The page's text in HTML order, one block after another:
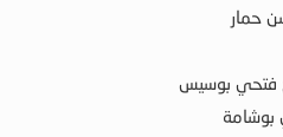
حمار
فتحي بوسيس
بوشامة